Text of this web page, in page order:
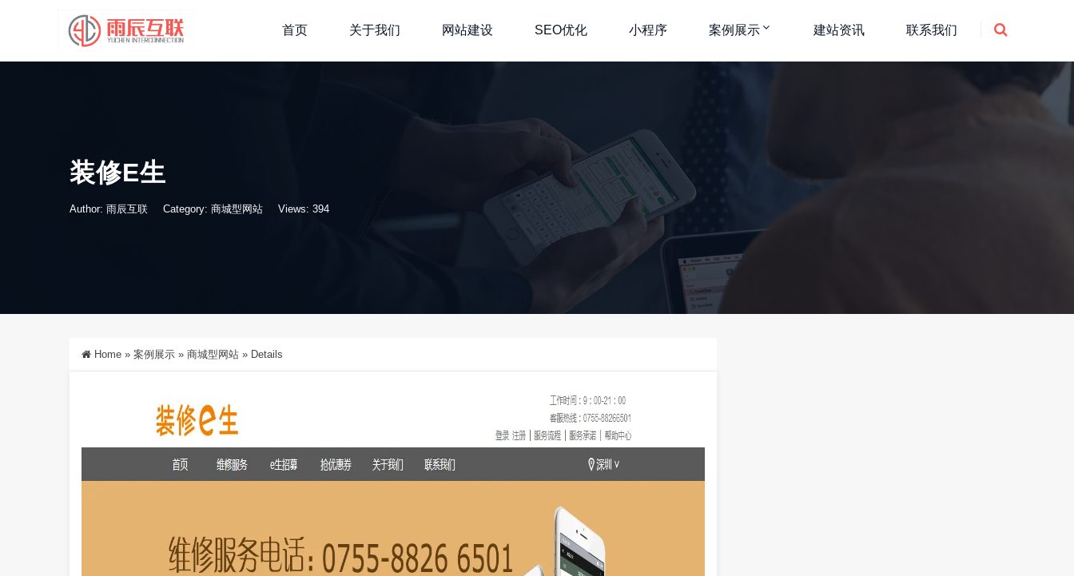
首页 关于我们 网站建设 SEO优化 小程序 案例展示 建站资讯 联系我们
装修E生
Author: 雨辰互联 Category: 商城型网站 Views: 394
Home » 案例展示 » 商城型网站 » Details